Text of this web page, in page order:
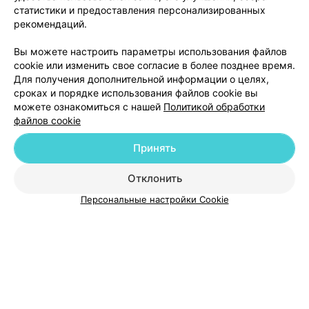
Добавить компанию
Добавить специалиста
Новости проекта
Размещение рекламы
Медицинский маркетинг
Публичный договор
статистики и предоставления персонализированных
рекомендаций.
Вы можете настроить параметры использования файлов
cookie или изменить свое согласие в более позднее время.
Для получения дополнительной информации о целях,
сроках и порядке использования файлов cookie вы
можете ознакомиться с нашей Политикой обработки
файлов cookie
Отклонить
Принять
Персональные настройки Cookie